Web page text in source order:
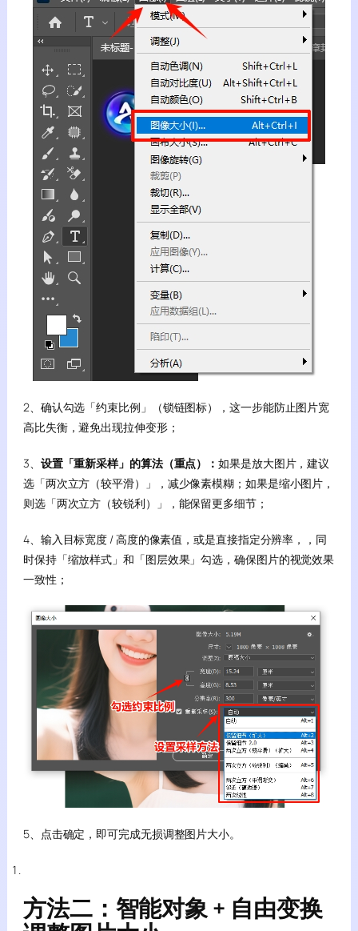
2、确认勾选「约束比例」（锁链图标），这一步能防止图片宽
高比失衡，避免出现拉伸变形；
3、 设置「重新采样」的算法（重点）：如果是放大图片，建议
选「两次立方（较平滑）」，减少像素模糊；如果是缩小图片，
则选「两次立方（较锐利）」，能保留更多细节；
4、输入目标宽度 / 高度的像素值，或是直接指定分辨率，，同
时保持「缩放样式」和「图层效果」勾选，确保图片的视觉效果
一致性；
5、点击确定，即可完成无损调整图片大小。
方法二：智能对象 + 自由变换